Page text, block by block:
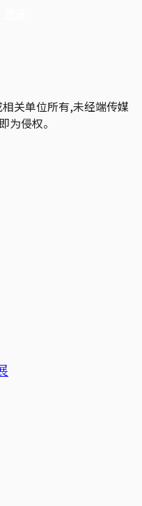
相关单位所有,未经端传媒
为侵权。